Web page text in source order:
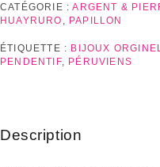
CATÉGORIE :ARGENT &
HUAYRURO , PAPILLON
ÉTIQUETTE : BIJOUX
PENDENTIF, PÉRUVIENS
Description